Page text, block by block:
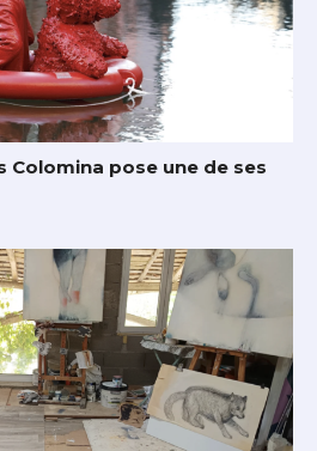
Colomina pose une de ses